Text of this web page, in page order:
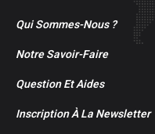
Qui Sommes-Nous ?
Notre Savoir-Faire
Question Et Aides
Inscription À La Newsletter